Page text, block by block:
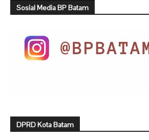
Sosial Media BP Batam
DPRD Kota Batam